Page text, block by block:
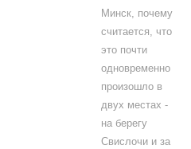
Минск, почему
считается, что
это почти
одновременно
произошло в
двух местах -
на берегу
Свислочи и за